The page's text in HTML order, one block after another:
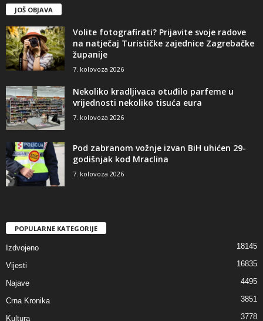
JOŠ OBJAVA
Volite fotografirati? Prijavite svoje radove
na natječaj Turističke zajednice Zagrebačke
županije
7. kolovoza 2026
Nekoliko kradljivaca otuđilo parfeme u
vrijednosti nekoliko tisuća eura
7. kolovoza 2026
Pod zabranom vožnje izvan BiH uhićen 29-
godišnjak kod Mraclina
7. kolovoza 2026
POPULARNE KATEGORIJE
Izdvojeno 18145
Vijesti 16835
Najave 4495
Crna Kronika 3851
Kultura 3778